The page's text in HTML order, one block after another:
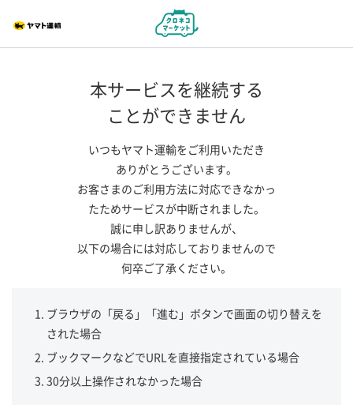
本サービスを継続する
ことができません
いつもヤマト運輸をご利用いただき
ありがとうございます。
お客さまのご利用方法に対応できなかっ
たためサービスが中断されました。
誠に申し訳ありませんが、
以下の場合には対応しておりませんので
何卒ご了承ください。
ブラウザの「戻る」「進む」ボタンで画面の切り替えを
された場合
ブックマークなどでURLを直接指定されている場合
30分以上操作されなかった場合